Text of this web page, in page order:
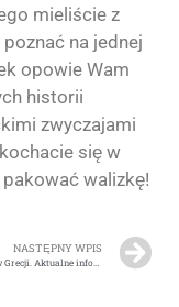
mieliście z
na jednej
opowie Wam
historii
zwyczajami
się w
walizkę!
NASTĘPNY WPIS
Koronawirus w Grecji. Aktualne informacje